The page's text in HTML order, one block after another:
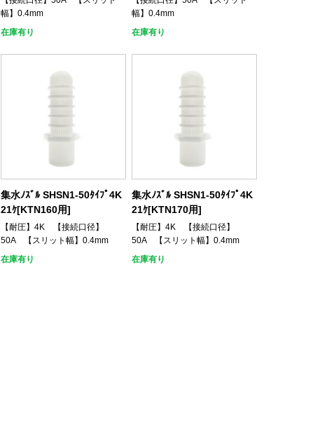
幅】0.4mm
在庫有り
幅】0.4mm
在庫有り
集水ﾉｽﾞﾙ SHSN1-50ﾀｲﾌﾟ4K
21ｹ[KTN160用]
【耐圧】4K 【接続口径】
50A 【スリット幅】0.4mm
在庫有り
集水ﾉｽﾞﾙ SHSN1-50ﾀｲﾌﾟ4K
21ｹ[KTN170用]
【耐圧】4K 【接続口径】
50A 【スリット幅】0.4mm
在庫有り